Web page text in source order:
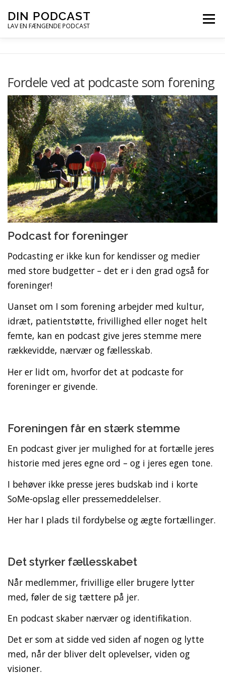
til
indhold
DIN PODCAST
LAV EN FÆNGENDE PODCAST
Menu
PODCAST – LYT PODCAST MAIL
Fordele ved at podcaste som forening
Podcast for foreninger
Podcasting er ikke kun for kendisser og medier
med store budgetter – det er i den grad også for
foreninger!
Uanset om I som forening arbejder med kultur,
idræt, patientstøtte, frivillighed eller noget helt
femte, kan en podcast give jeres stemme mere
rækkevidde, nærvær og fællesskab.
Her er lidt om, hvorfor det at podcaste for
foreninger er givende.
Foreningen får en stærk stemme
En podcast giver jer mulighed for at fortælle jeres
historie med jeres egne ord – og i jeres egen tone.
I behøver ikke presse jeres budskab ind i korte
SoMe-opslag eller pressemeddelelser.
Her har I plads til fordybelse og ægte fortællinger.
Det styrker fællesskabet
Når medlemmer, frivillige eller brugere lytter
med, føler de sig tættere på jer.
En podcast skaber nærvær og identifikation.
Det er som at sidde ved siden af nogen og lytte
med, når der bliver delt oplevelser, viden og
visioner.